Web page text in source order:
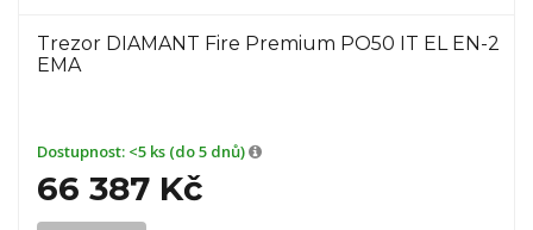
Trezor DIAMANT Fire Premium PO50 IT EL EN-2
EMA
Dostupnost: <5 ks (do 5 dnů)
66 387 Kč